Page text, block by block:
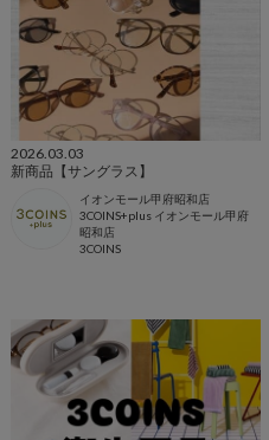
2026.03.03
新商品【サングラス】
イオンモール甲府昭和店
3COINS+plus イオンモール甲府
昭和店
3COINS